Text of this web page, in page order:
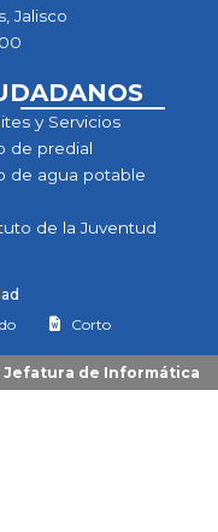
Jalisco
y Servicios
de predial
de agua potable
de la Juventud
Corto
Jefatura de Informática